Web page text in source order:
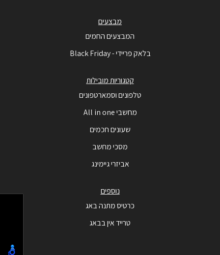
מבצעים
המבצעים החמים
בלאק פריידי - Black Friday
קטגוריות מובילות
טלפונים וסמארטפונים
מחשבי All in one
שעונים חכמים
מסכי מחשב
אביזרי גיימינג
נוספים
כרטיס מתנה באג
טרייד אין בבאג